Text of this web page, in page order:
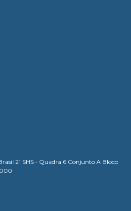
21 SHS - Quadra 6 Conjunto A Bloco